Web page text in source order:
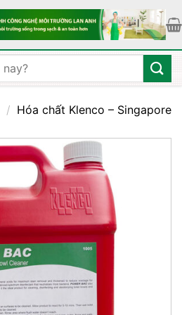
/ Hóa chất Klenco – Singapore